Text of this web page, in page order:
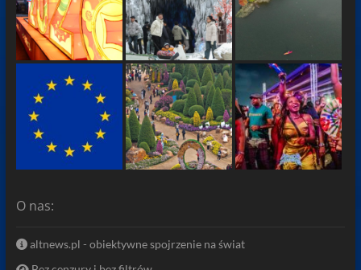
O nas:
altnews.pl - obiektywne spojrzenie na świat